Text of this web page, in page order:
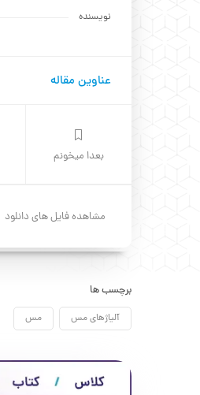
نویسنده
عناوین مقاله
بعدا میخونم
مشاهده فایل های دانلود
برچسب ها
آلیاژهای مس مس